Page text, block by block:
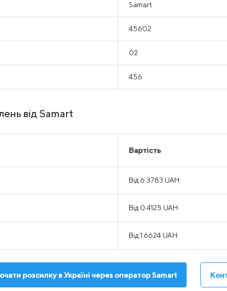
Samart
45602
02
456
від Samart
Вартість
Від 6.3783 UAH
Від 0.4125 UAH
Від 1.6624 UAH
розсилку в Україні через оператор Samart